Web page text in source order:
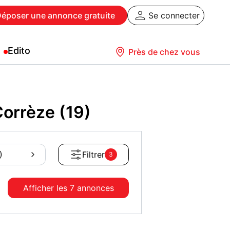
une annonce gratuite Se connecter
Edito Près de chez vous
(19)
Filtrer 3
Afficher les 7 annonces